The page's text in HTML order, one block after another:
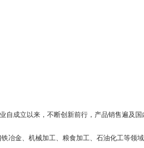
立以来，不断创新前行，产品销售遍及国
金、机械加工、粮食加工、石油化工等领